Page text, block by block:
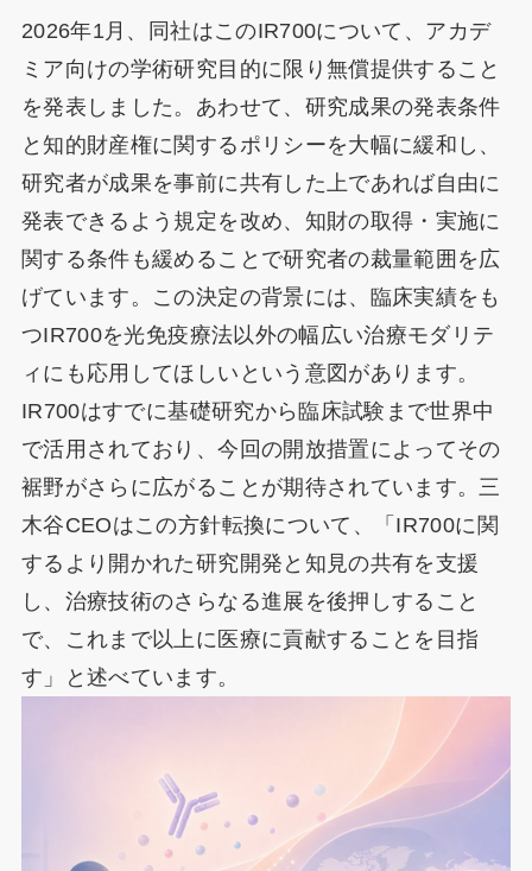
2026年1月、同社はこのIR700について、アカデ
ミア向けの学術研究目的に限り無償提供すること
を発表しました。あわせて、研究成果の発表条件
と知的財産権に関するポリシーを大幅に緩和し、
研究者が成果を事前に共有した上であれば自由に
発表できるよう規定を改め、知財の取得・実施に
関する条件も緩めることで研究者の裁量範囲を広
げています。この決定の背景には、臨床実績をも
つIR700を光免疫療法以外の幅広い治療モダリテ
ィにも応用してほしいという意図があります。
IR700はすでに基礎研究から臨床試験まで世界中
で活用されており、今回の開放措置によってその
裾野がさらに広がることが期待されています。三
木谷CEOはこの方針転換について、「IR700に関
するより開かれた研究開発と知見の共有を支援
し、治療技術のさらなる進展を後押しすること
で、これまで以上に医療に貢献することを目指
す」と述べています。